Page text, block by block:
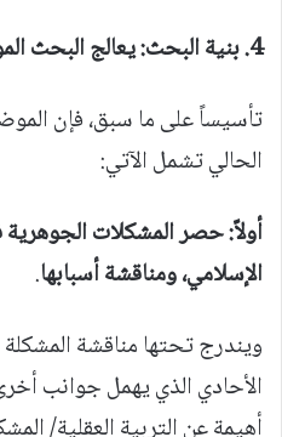
4. بنية البحث: يعالج البحث
تأسيساً على ما سبق، فإن
الحالي تشمل الآتي:
أولاً: حصر المشكلات الجوهرية
الإسلامي، ومناقشة أسبابها.
ويندرج تحتها مناقشة المشكلة
الأحادي الذي يهمل جوانب